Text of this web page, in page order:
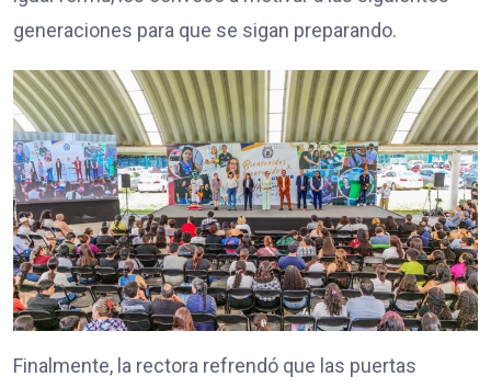
generaciones para que se sigan preparando.
Finalmente, la rectora refrendó que las puertas